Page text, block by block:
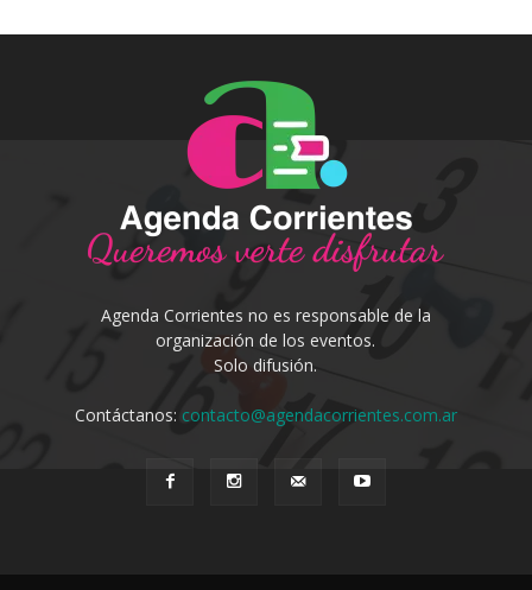
Agenda Corrientes no es responsable de la
organización de los eventos.
Solo difusión.
Contáctanos: contacto@agendacorrientes.com.ar